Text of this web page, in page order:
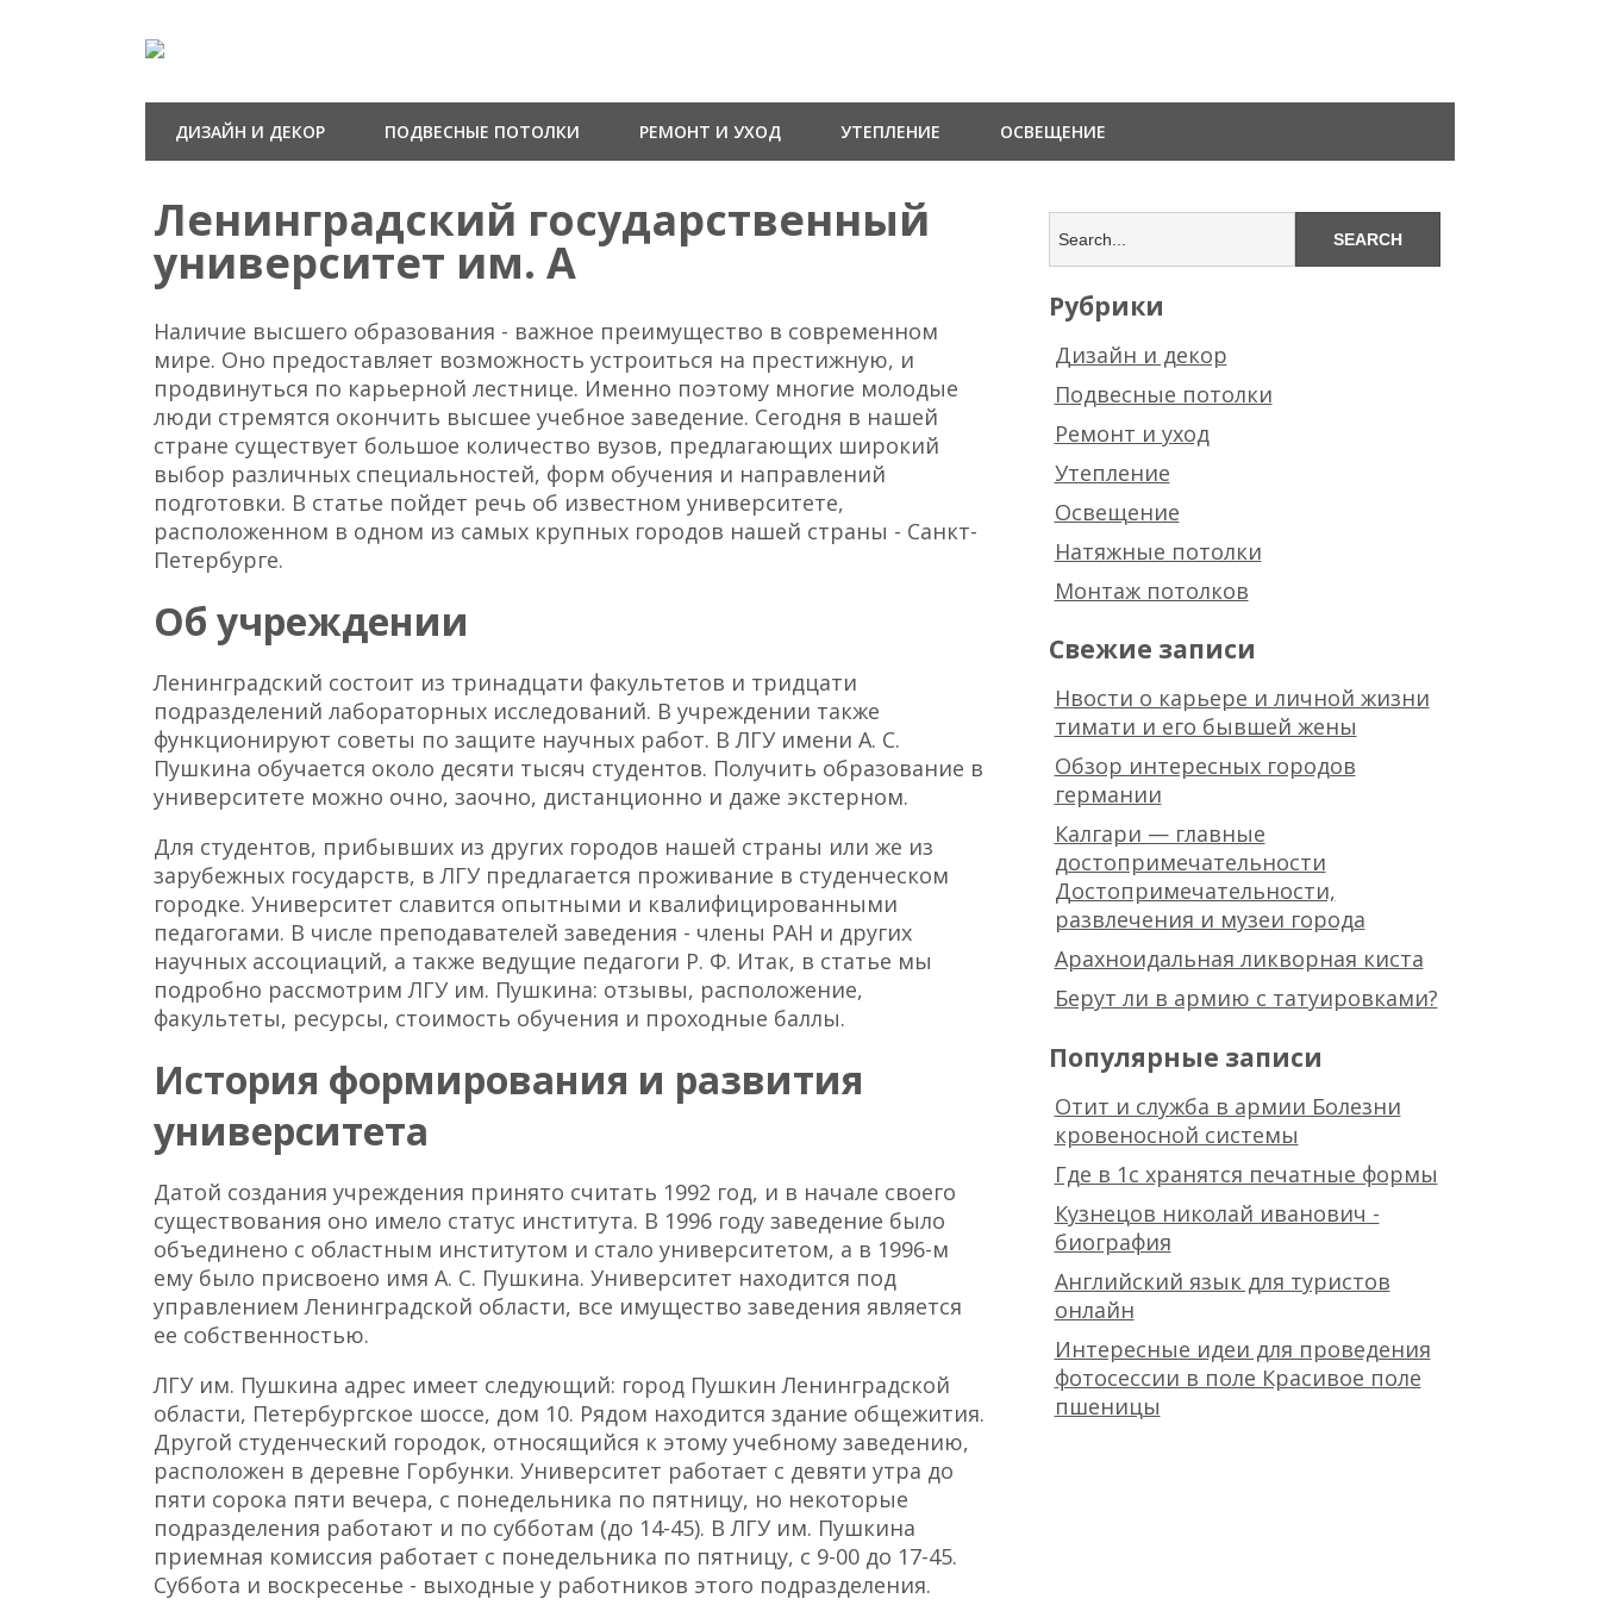
ДИЗАЙН И ДЕКОР ПОДВЕСНЫЕ ПОТОЛКИ РЕМОНТ И УХОД УТЕПЛЕНИЕ ОСВЕЩЕНИЕ
Ленинградский государственный
университет им. А
Наличие высшего образования - важное преимущество в современном
мире. Оно предоставляет возможность устроиться на престижную, и
продвинуться по карьерной лестнице. Именно поэтому многие молодые
люди стремятся окончить высшее учебное заведение. Сегодня в нашей
стране существует большое количество вузов, предлагающих широкий
выбор различных специальностей, форм обучения и направлений
подготовки. В статье пойдет речь об известном университете,
расположенном в одном из самых крупных городов нашей страны - Санкт-
Петербурге.
Об учреждении
Ленинградский состоит из тринадцати факультетов и тридцати
подразделений лабораторных исследований. В учреждении также
функционируют советы по защите научных работ. В ЛГУ имени А. С.
Пушкина обучается около десяти тысяч студентов. Получить образование в
университете можно очно, заочно, дистанционно и даже экстерном.
Для студентов, прибывших из других городов нашей страны или же из
зарубежных государств, в ЛГУ предлагается проживание в студенческом
городке. Университет славится опытными и квалифицированными
педагогами. В числе преподавателей заведения - члены РАН и других
научных ассоциаций, а также ведущие педагоги Р. Ф. Итак, в статье мы
подробно рассмотрим ЛГУ им. Пушкина: отзывы, расположение,
факультеты, ресурсы, стоимость обучения и проходные баллы.
История формирования и развития
университета
Датой создания учреждения принято считать 1992 год, и в начале своего
существования оно имело статус института. В 1996 году заведение было
объединено с областным институтом и стало университетом, а в 1996-м
ему было присвоено имя А. С. Пушкина. Университет находится под
управлением Ленинградской области, все имущество заведения является
ее собственностью.
ЛГУ им. Пушкина адрес имеет следующий: город Пушкин Ленинградской
области, Петербургское шоссе, дом 10. Рядом находится здание общежития.
Другой студенческий городок, относящийся к этому учебному заведению,
расположен в деревне Горбунки. Университет работает с девяти утра до
пяти сорока пяти вечера, с понедельника по пятницу, но некоторые
подразделения работают и по субботам (до 14-45). В ЛГУ им. Пушкина
приемная комиссия работает с понедельника по пятницу, с 9-00 до 17-45.
Суббота и воскресенье - выходные у работников этого подразделения.
Рубрики
Дизайн и декор
Подвесные потолки
Ремонт и уход
Утепление
Освещение
Натяжные потолки
Монтаж потолков
Свежие записи
Нвости о карьере и личной жизни
тимати и его бывшей жены
Обзор интересных городов
германии
Калгари — главные
достопримечательности
Достопримечательности,
развлечения и музеи города
Арахноидальная ликворная киста
Берут ли в армию с татуировками?
Популярные записи
Отит и служба в армии Болезни
кровеносной системы
Где в 1с хранятся печатные формы
Кузнецов николай иванович -
биография
Английский язык для туристов
онлайн
Интересные идеи для проведения
фотосессии в поле Красивое поле
пшеницы